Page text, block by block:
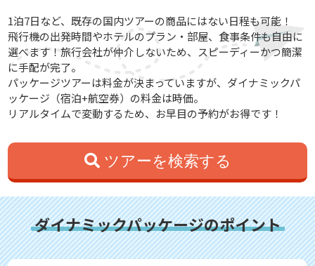
1泊7日など、既存の国内ツアーの商品にはない日程も可能！
飛行機の出発時間やホテルのプラン・部屋、食事条件も自由に
選べます！旅行会社が仲介しないため、スピーディーかつ簡潔
に手配が完了。
パッケージツアーは料金が決まっていますが、ダイナミックパ
ッケージ（宿泊+航空券）の料金は時価。
リアルタイムで変動するため、お早目の予約がお得です！
ツアーを検索する
ダイナミックパッケージのポイント